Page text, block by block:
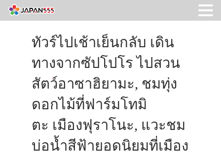
ทัวร์ไปเช้าเย็นกลับ เดิน
ทางจากซัปโปโร ไปสวน
สัตว์อาซาฮิยามะ, ชมทุ่ง
ดอกไม้ที่ฟาร์มโทมิ
ตะ เมืองฟุราโนะ, แวะชม
บ่อน้ำสีฟ้ายอดนิยมที่เมือง